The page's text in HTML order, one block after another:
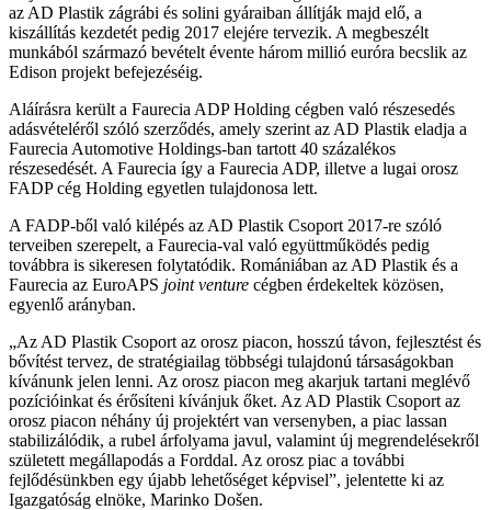
az AD Plastik zágrábi és solini gyáraiban állítják majd elő, a
kiszállítás kezdetét pedig 2017 elejére tervezik. A megbeszélt
munkából származó bevételt évente három millió euróra becslik az
Edison projekt befejezéséig.
Aláírásra került a Faurecia ADP Holding cégben való részesedés
adásvételéről szóló szerződés, amely szerint az AD Plastik eladja a
Faurecia Automotive Holdings-ban tartott 40 százalékos
részesedését. A Faurecia így a Faurecia ADP, illetve a lugai orosz
FADP cég Holding egyetlen tulajdonosa lett.
A FADP-ből való kilépés az AD Plastik Csoport 2017-re szóló
terveiben szerepelt, a Faurecia-val való együttműködés pedig
továbbra is sikeresen folytatódik. Romániában az AD Plastik és a
Faurecia az EuroAPS joint venture cégben érdekeltek közösen,
egyenlő arányban.
„Az AD Plastik Csoport az orosz piacon, hosszú távon, fejlesztést és
bővítést tervez, de stratégiailag többségi tulajdonú társaságokban
kívánunk jelen lenni. Az orosz piacon meg akarjuk tartani meglévő
pozícióinkat és érősíteni kívánjuk őket. Az AD Plastik Csoport az
orosz piacon néhány új projektért van versenyben, a piac lassan
stabilizálódik, a rubel árfolyama javul, valamint új megrendelésekről
született megállapodás a Forddal. Az orosz piac a további
fejlődésünkben egy újabb lehetőséget képvisel”, jelentette ki az
Igazgatóság elnöke, Marinko Došen.